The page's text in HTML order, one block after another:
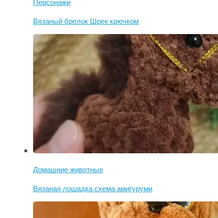
Вязаный брелок Шрек крючком
Домашние животные
Вязаная лошадка схема амигуруми